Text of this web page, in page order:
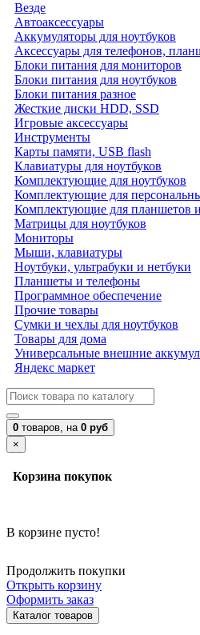
Везде
Автоаксессуары
Аккумуляторы для ноутбуков
Аксессуары для телефонов,
Блоки питания для мониторов
Блоки питания для ноутбуков
Блоки питания разное
Жесткие диски HDD, SSD
Игровые аксессуары
Инструменты
Карты памяти, USB flash
Клавиатуры для ноутбуков
Комплектующие для ноутбуков
Комплектующие для
Комплектующие для планшетов
Матрицы для ноутбуков
Мониторы
Мыши, клавиатуры
Ноутбуки, ультрабуки и нетбуки
Планшеты и телефоны
Программное обеспечение
Прочие товары
Сумки и чехлы для ноутбуков
Товары для дома
Универсальные внешние
Яндекс маркет
0 товаров, на 0 руб
×
Корзина покупок
В корзине пусто!
Продолжить покупки
Открыть корзину
Оформить заказ
Каталог товаров